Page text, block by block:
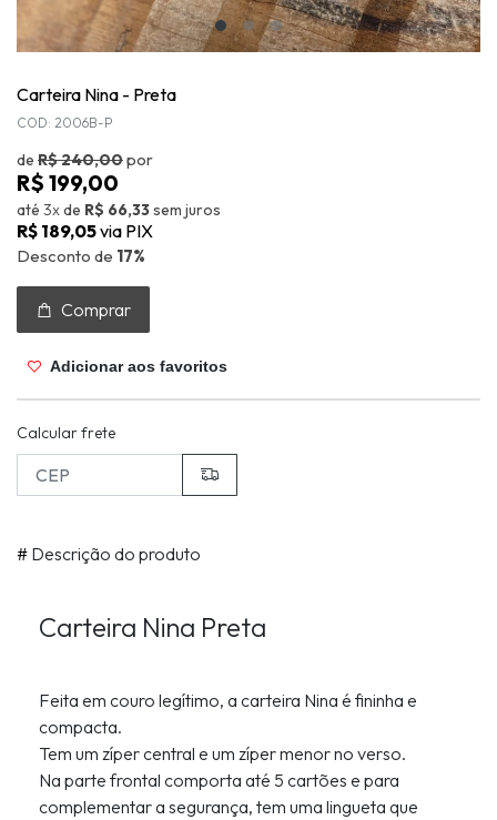
Carteira Nina - Preta
COD: 2006B-P
de R$ 240,00por
R$ 199,00
até 3xde R$ 66,33sem juros
R$ 189,05via PIX
Desconto de 17%
Comprar
Adicionar aos favoritos
Calcular frete
# Descrição do produto
Carteira Nina Preta
Feita em couro legítimo, a carteira Nina é fininha e
compacta.
Tem um zíper central e um zíper menor no verso.
Na parte frontal comporta até 5 cartões e para
complementar a segurança, tem uma lingueta que